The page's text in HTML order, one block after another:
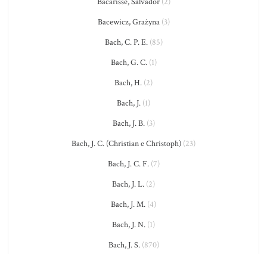
Bacewicz, Grażyna(3)
Bach, C. P. E.(85)
Bach, G. C.(1)
Bach, H. (2)
Bach, J. (1)
Bach, J. B.(3)
Bach, J. C. (Christian e Christoph) (23)
Bach, J. C. F.(7)
Bach, J. L. (2)
Bach, J. M. (4)
Bach, J. N. (1)
Bach, J. S.(870)